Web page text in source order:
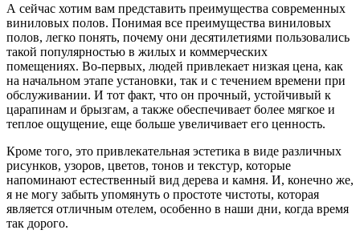
А сейчас хотим вам представить преимущества современных
виниловых полов. Понимая все преимущества виниловых
полов, легко понять, почему они десятилетиями пользовались
такой популярностью в жилых и коммерческих
помещениях. Во-первых, людей привлекает низкая цена, как
на начальном этапе установки, так и с течением времени при
обслуживании. И тот факт, что он прочный, устойчивый к
царапинам и брызгам, а также обеспечивает более мягкое и
теплое ощущение, еще больше увеличивает его ценность.
Кроме того, это привлекательная эстетика в виде различных
рисунков, узоров, цветов, тонов и текстур, которые
напоминают естественный вид дерева и камня. И, конечно же,
я не могу забыть упомянуть о простоте чистоты, которая
является отличным отелем, особенно в наши дни, когда время
так дорого.